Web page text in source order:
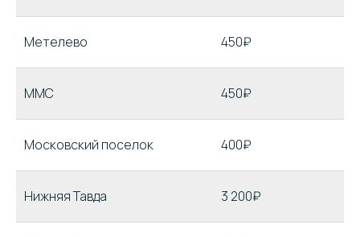
Метелево 450₽
ММС 450₽
Московский поселок 400₽
Нижняя Тавда 3 200₽